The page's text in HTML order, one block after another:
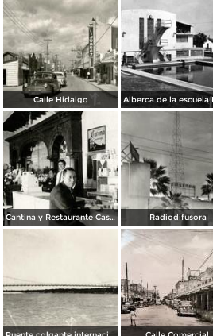
Calle Hidalgo
Cantina y Restaurante Casa Blanca Radiodifusora